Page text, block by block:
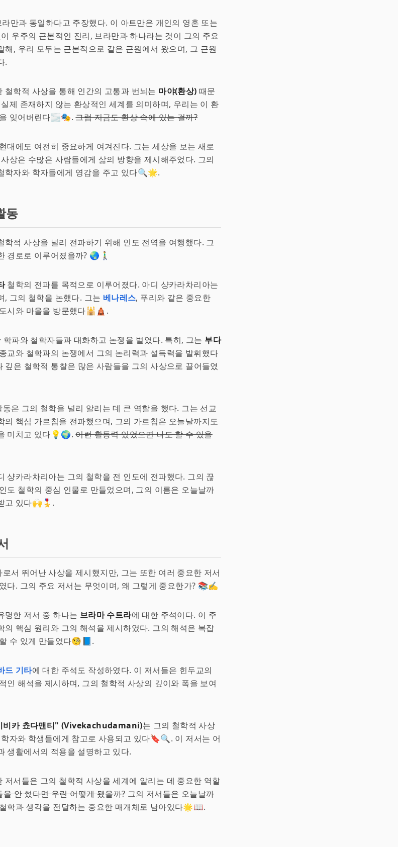
라만과 동일하다고 주장했다. 이 아트만은 개인의 영혼 또는
우주의 근본적인 진리, 브라만과 하나라는 것이 그의 주요
해, 우리 모두는 근본적으로 같은 근원에서 왔으며, 그 근원
.
철학적 사상을 통해 인간의 고통과 번뇌는 마야(환상) 때문
제 존재하지 않는 환상적인 세계를 의미하며, 우리는 이 환
을 잊어버린다🌫️🎭.그럼 지금도 환상 속에 있는 걸까?
대에도 여전히 중요하게 여겨진다. 그는 세상을 보는 새로
상은 수많은 사람들에게 삶의 방향을 제시해주었다. 그의
학자와 학자들에게 영감을 주고 있다🔍🌟.
동
학적 사상을 널리 전파하기 위해 인도 전역을 여행했다. 그
경로로 이루어졌을까? 🌏🚶‍♂️
철학의 전파를 목적으로 이루어졌다. 아디 샹카라차리아는
, 그의 철학을 논했다. 그는 베나레스, 푸리와 같은 중요한
시와 마을을 방문했다🕌🛕.
파와 철학자들과 대화하고 논쟁을 벌였다. 특히, 그는 부다
교와 철학과의 논쟁에서 그의 논리력과 설득력을 발휘했다
은 철학적 통찰은 많은 사람들을 그의 사상으로 끌어들였
은 그의 철학을 널리 알리는 데 큰 역할을 했다. 그는 선교
의 핵심 가르침을 전파했으며, 그의 가르침은 오늘날까지도
미치고 있다💡🌍.이런 활동력 있었으면 나도 할 수 있을
샹카라차리아는 그의 철학을 전 인도에 전파했다. 그의 끊
도 철학의 중심 인물로 만들었으며, 그의 이름은 오늘날까
고 있다🙌🎖️.
서 뛰어난 사상을 제시했지만, 그는 또한 여러 중요한 저서
다. 그의 주요 저서는 무엇이며, 왜 그렇게 중요한가? 📚✍️
명한 저서 중 하나는 브라마 수트라에 대한 주석이다. 이 주
의 핵심 원리와 그의 해석을 제시하였다. 그의 해석은 복잡
수 있게 만들었다🧐📘.
드 기타에 대한 주석도 작성하였다. 이 저서들은 힌두교의
인 해석을 제시하며, 그의 철학적 사상의 깊이와 폭을 보여
비카 쵸다맨티" (Vivekachudamani)는 그의 철학적 사상
자와 학생들에게 참고로 사용되고 있다🔖🔍. 이 저서는 어
생활에서의 적용을 설명하고 있다.
저서들은 그의 철학적 사상을 세계에 알리는 데 중요한 역할
안 썼다면 우린 어떻게 됐을까?그의 저서들은 오늘날까
학과 생각을 전달하는 중요한 매개체로 남아있다🌟📖.